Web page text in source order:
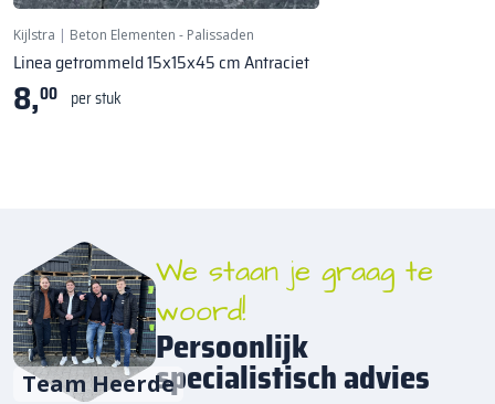
Kijlstra | Beton Elementen - Palissaden
Linea getrommeld 15x15x45 cm Antraciet
8,00 per stuk
Team Heerde
We staan je graag te
woord!
Persoonlijk
specialistisch advies